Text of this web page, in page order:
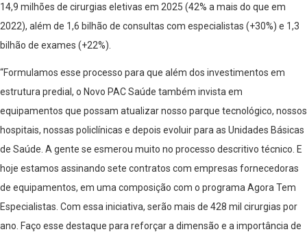
14,9 milhões de cirurgias eletivas em 2025 (42% a mais do que em
2022), além de 1,6 bilhão de consultas com especialistas (+30%) e 1,3
bilhão de exames (+22%).
“Formulamos esse processo para que além dos investimentos em
estrutura predial, o Novo PAC Saúde também invista em
equipamentos que possam atualizar nosso parque tecnológico, nossos
hospitais, nossas policlínicas e depois evoluir para as Unidades Básicas
de Saúde. A gente se esmerou muito no processo descritivo técnico. E
hoje estamos assinando sete contratos com empresas fornecedoras
de equipamentos, em uma composição com o programa Agora Tem
Especialistas. Com essa iniciativa, serão mais de 428 mil cirurgias por
ano. Faço esse destaque para reforçar a dimensão e a importância de